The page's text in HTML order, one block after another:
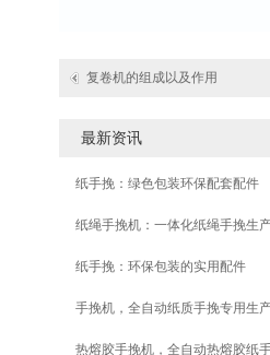
复卷机的组成以及作用
最新资讯
纸手挽：绿色包装环保配套配件
纸绳手挽机：一体化纸绳手挽生
纸手挽：环保包装的实用配件
手挽机，全自动纸质手挽专用生
热熔胶手挽机，全自动热熔胶纸